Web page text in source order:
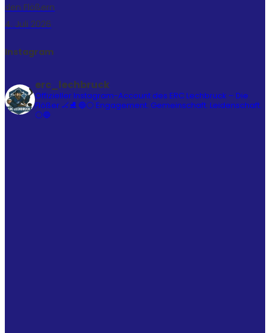
den Flößern
4. Juli 2026
Instagram
erc_lechbruck
Offizieller Instagram-Account des ERC Lechbruck – Die
Flößer 🏒⛸️ 🔵⚪ Engagement. Gemeinschaft. Leidenschaft.
⚪🔵